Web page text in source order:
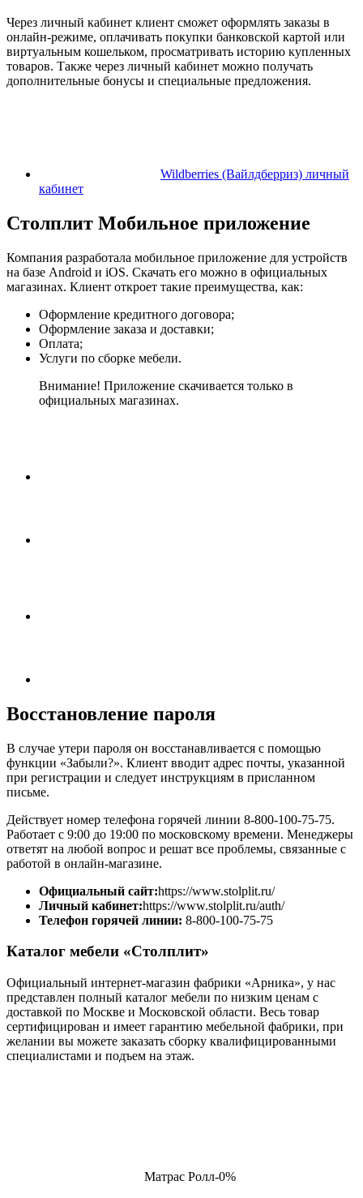
Через личный кабинет клиент сможет оформлять заказы в
онлайн-режиме, оплачивать покупки банковской картой или
виртуальным кошельком, просматривать историю купленных
товаров. Также через личный кабинет можно получать
дополнительные бонусы и специальные предложения.
Wildberries (Вайлдберриз) личный
кабинет
Столплит Мобильное приложение
Компания разработала мобильное приложение для устройств
на базе Android и iOS. Скачать его можно в официальных
магазинах. Клиент откроет такие преимущества, как:
Оформление кредитного договора;
Оформление заказа и доставки;
Оплата;
Услуги по сборке мебели.
Внимание! Приложение скачивается только в
официальных магазинах.
Восстановление пароля
В случае утери пароля он восстанавливается с помощью
функции «Забыли?». Клиент вводит адрес почты, указанной
при регистрации и следует инструкциям в присланном
письме.
Действует номер телефона горячей линии 8-800-100-75-75.
Работает с 9:00 до 19:00 по московскому времени. Менеджеры
ответят на любой вопрос и решат все проблемы, связанные с
работой в онлайн-магазине.
Официальный сайт:https://www.stolplit.ru/
Личный кабинет:https://www.stolplit.ru/auth/
Телефон горячей линии: 8-800-100-75-75
Каталог мебели «Столплит»
Официальный интернет-магазин фабрики «Арника», у нас
представлен полный каталог мебели по низким ценам с
доставкой по Москве и Московской области. Весь товар
сертифицирован и имеет гарантию мебельной фабрики, при
желании вы можете заказать сборку квалифицированными
специалистами и подъем на этаж.
Матрас Ролл-0%